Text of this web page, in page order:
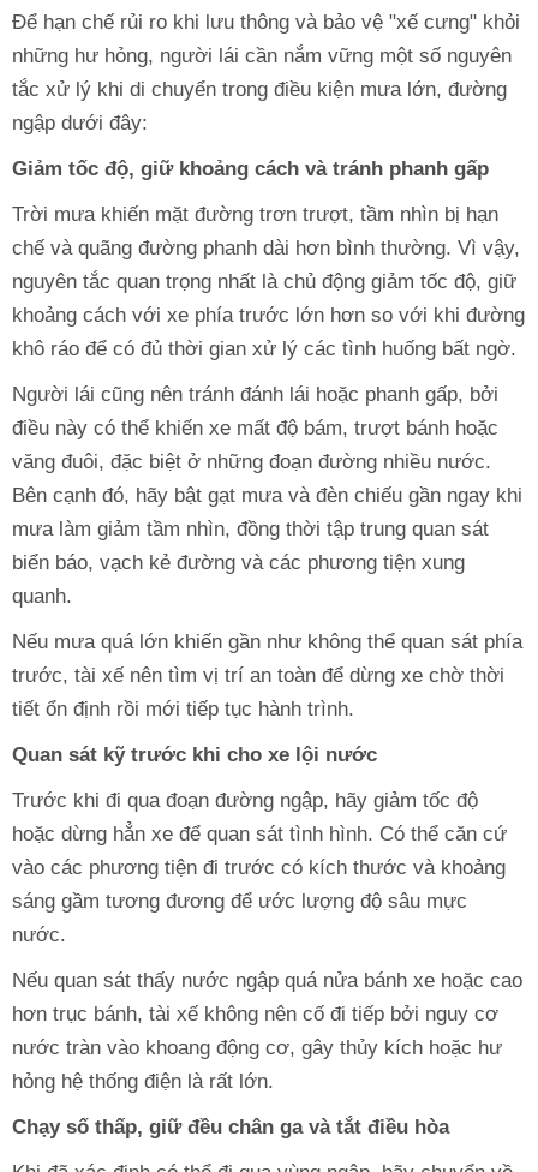
Để hạn chế rủi ro khi lưu thông và bảo vệ "xế cưng" khỏi
những hư hỏng, người lái cần nắm vững một số nguyên
tắc xử lý khi di chuyển trong điều kiện mưa lớn, đường
ngập dưới đây:
Giảm tốc độ, giữ khoảng cách và tránh phanh gấp
Trời mưa khiến mặt đường trơn trượt, tầm nhìn bị hạn
chế và quãng đường phanh dài hơn bình thường. Vì vậy,
nguyên tắc quan trọng nhất là chủ động giảm tốc độ, giữ
khoảng cách với xe phía trước lớn hơn so với khi đường
khô ráo để có đủ thời gian xử lý các tình huống bất ngờ.
Người lái cũng nên tránh đánh lái hoặc phanh gấp, bởi
điều này có thể khiến xe mất độ bám, trượt bánh hoặc
văng đuôi, đặc biệt ở những đoạn đường nhiều nước.
Bên cạnh đó, hãy bật gạt mưa và đèn chiếu gần ngay khi
mưa làm giảm tầm nhìn, đồng thời tập trung quan sát
biển báo, vạch kẻ đường và các phương tiện xung
quanh.
Nếu mưa quá lớn khiến gần như không thể quan sát phía
trước, tài xế nên tìm vị trí an toàn để dừng xe chờ thời
tiết ổn định rồi mới tiếp tục hành trình.
Quan sát kỹ trước khi cho xe lội nước
Trước khi đi qua đoạn đường ngập, hãy giảm tốc độ
hoặc dừng hẳn xe để quan sát tình hình. Có thể căn cứ
vào các phương tiện đi trước có kích thước và khoảng
sáng gầm tương đương để ước lượng độ sâu mực
nước.
Nếu quan sát thấy nước ngập quá nửa bánh xe hoặc cao
hơn trục bánh, tài xế không nên cố đi tiếp bởi nguy cơ
nước tràn vào khoang động cơ, gây thủy kích hoặc hư
hỏng hệ thống điện là rất lớn.
Chạy số thấp, giữ đều chân ga và tắt điều hòa